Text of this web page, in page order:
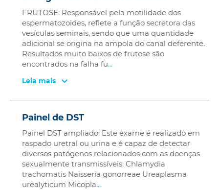
FRUTOSE: Responsável pela motilidade dos
espermatozoides, reflete a função secretora das
vesículas seminais, sendo que uma quantidade
adicional se origina na ampola do canal deferente.
Resultados muito baixos de frutose são
encontrados na falha fu...
Leia mais
Painel de DST
Painel DST ampliado: Este exame é realizado em
raspado uretral ou urina e é capaz de detectar
diversos patógenos relacionados com as doenças
sexualmente transmissíveis: Chlamydia
trachomatis Naisseria gonorreae Ureaplasma
urealyticum Micopla...